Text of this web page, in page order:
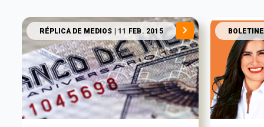
RÉPLICA DE MEDIOS | 11 FEB. 2015